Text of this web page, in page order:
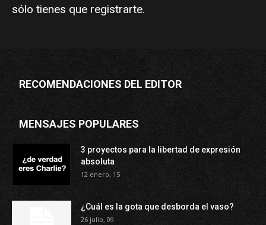
sólo tienes que registrarte.
RECOMENDACIONES DEL EDITOR
MENSAJES POPULARES
3 proyectos para la libertad de expresión
absoluta
12 enero, 15
¿Cuál es la gota que desborda el vaso?
26 julio, 09